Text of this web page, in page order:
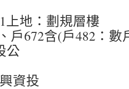
上地：劃規層樓
戶672含(戶482：數
公
資投